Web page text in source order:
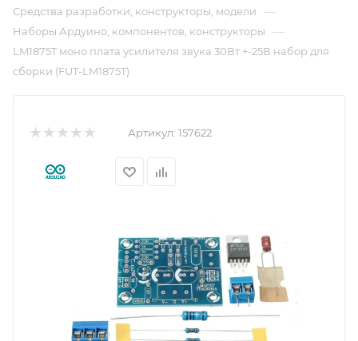
Средства разработки, конструкторы, модели —
Наборы Ардуино, компонентов, конструкторы —
LM1875T моно плата усилителя звука 30Вт +-25В набор для
сборки (FUT-LM1875T)
Артикул: 157622